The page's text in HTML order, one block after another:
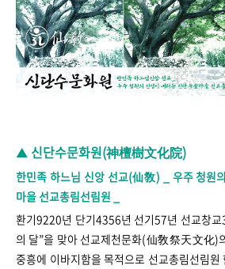
▲ 신단수문화원(神檀樹文化院)
한민족 하느님 신앙 선교(仙敎) _ 우주 청원
마을 선교총림선림원 _
환기9220년 단기4356년 선기57년 선교창교
의 달”을 맞아 선교제천문화(仙敎祭天文化)
중흥에 이바지함을 목적으로 선교총림선림원